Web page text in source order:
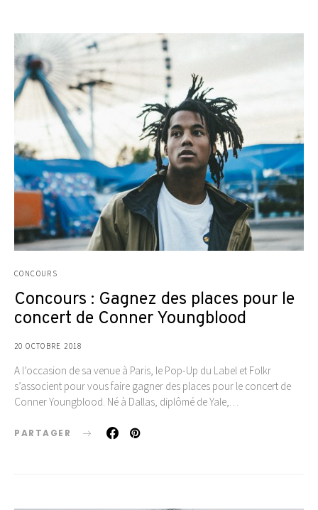
CONCOURS
Concours : Gagnez des places pour le
concert de Conner Youngblood
20 OCTOBRE 2018
A l’occasion de sa venue à Paris, le Pop-Up du Label et Folkr
s’associent pour vous faire gagner des places pour le concert de
Conner Youngblood. Né à Dallas, diplômé de Yale,…
PARTAGER